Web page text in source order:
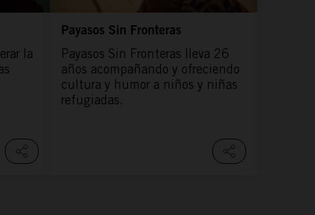
la
Payasos Sin Fronteras
Payasos Sin Fronteras lleva 26
años acompañando y ofreciendo
cultura y humor a niños y niñas
refugiadas.